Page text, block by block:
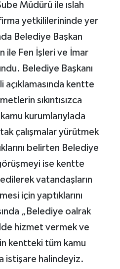
Müdürü ile ıslah
yetkililerininde yer
Belediye Başkan
ile Fen İşleri ve İmar
Belediye Başkanı
açıklamasında kentte
sıkıntısızca
kurumlarıylada
çalışmalar yürütmek
belirten Belediye
ise kentte
vatandaşların
için yaptıklarını
„Belediye oalrak
hizmet vermek ve
kentteki tüm kamu
istişare halindeyiz.